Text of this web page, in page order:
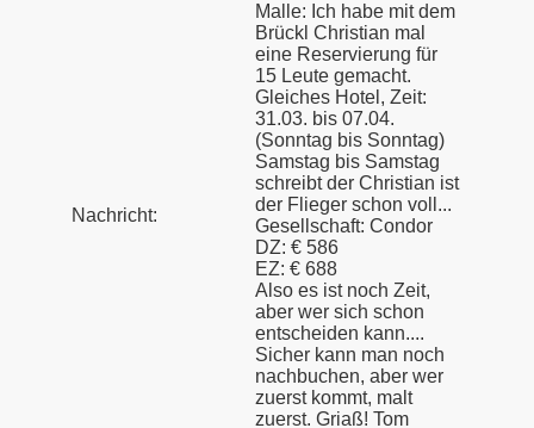
Nachricht:
Malle: Ich habe mit dem
Brückl Christian mal
eine Reservierung für
15 Leute gemacht.
Gleiches Hotel, Zeit:
31.03. bis 07.04.
(Sonntag bis Sonntag)
Samstag bis Samstag
schreibt der Christian ist
der Flieger schon voll...
Gesellschaft: Condor
DZ: € 586
EZ: € 688
Also es ist noch Zeit,
aber wer sich schon
entscheiden kann....
Sicher kann man noch
nachbuchen, aber wer
zuerst kommt, malt
zuerst. Griaß! Tom